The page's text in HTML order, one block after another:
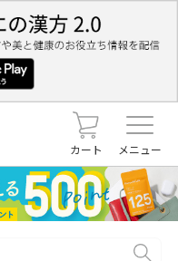
カート メニュー